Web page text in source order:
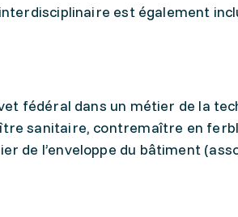
est également
fédéral dans un métier de la
sanitaire, contremaître en
de l’enveloppe du bâtiment